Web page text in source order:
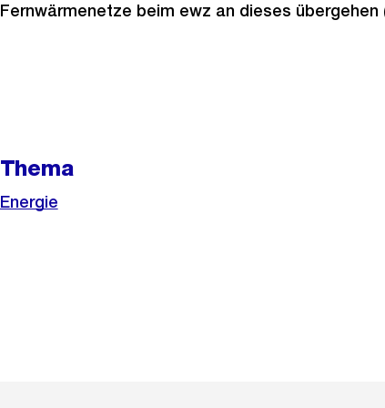
Fernwärmenetze beim ewz an dieses übergehen
Thema
Energie